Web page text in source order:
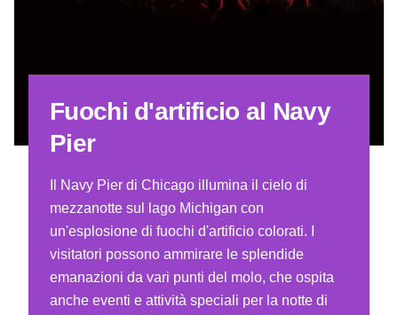
Fuochi d'artificio al Navy
Pier
Il Navy Pier di Chicago illumina il cielo di
mezzanotte sul lago Michigan con
un'esplosione di fuochi d'artificio colorati.
visitatori possono ammirare le splendide
emanazioni da vari punti del molo, che ospita
anche eventi e attività speciali per la notte di